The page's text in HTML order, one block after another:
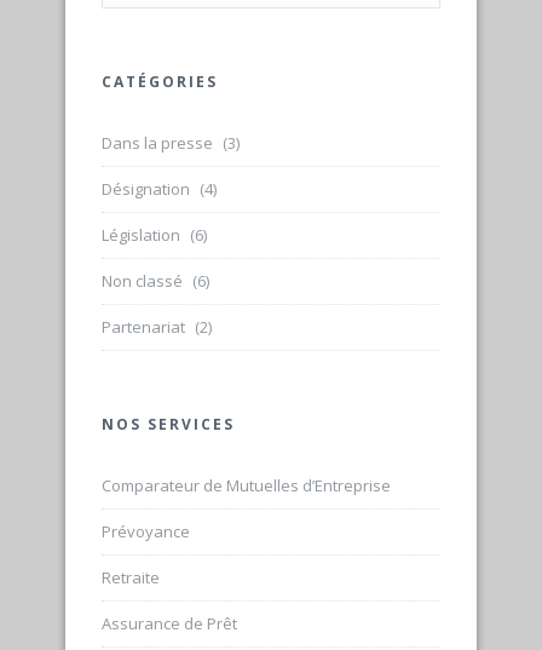
CATÉGORIES
Dans la presse (3)
Désignation (4)
Législation (6)
Non classé (6)
Partenariat (2)
NOS SERVICES
Comparateur de Mutuelles d’Entreprise
Prévoyance
Retraite
Assurance de Prêt